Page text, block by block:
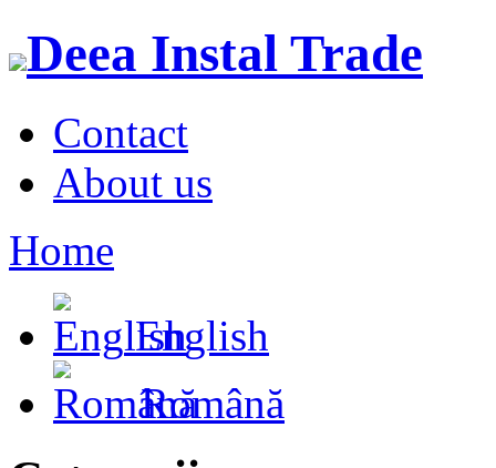
Deea Instal Trade
Contact
About us
Home
English
Română